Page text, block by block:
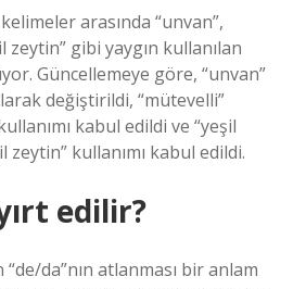
arasında “unvan”,
zeytin” gibi yaygın kullanılan
Güncellemeye göre, “unvan”
değiştirildi, “mütevelli”
kabul edildi ve “yeşil
zeytin” kullanımı kabul edildi.
edilir?
da”nın atlanması bir anlam